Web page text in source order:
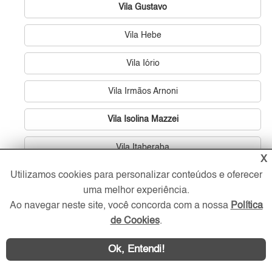
Vila Gustavo
Vila Hebe
Vila Iório
Vila Irmãos Arnoni
Vila Isolina Mazzei
Vila Itaberaba
Vila Jaraguá
Vila João Batista
Vila Mangalot (Zona Norte)
X
Utilizamos cookies para personalizar conteúdos e oferecer
uma melhor experiência.
Ao navegar neste site, você concorda com a nossa Política
de Cookies.
Ok, Entendi!